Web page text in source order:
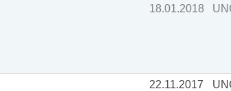
18.01.2018
22.11.2017